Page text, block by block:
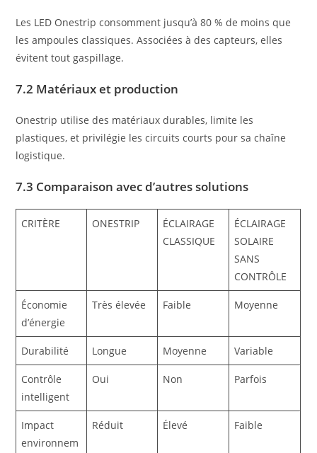
Les LED Onestrip consomment jusqu’à 80 % de moins que
les ampoules classiques. Associées à des capteurs, elles
évitent tout gaspillage.
7.2 Matériaux et production
Onestrip utilise des matériaux durables, limite les
plastiques, et privilégie les circuits courts pour sa chaîne
logistique.
7.3 Comparaison avec d’autres solutions
CRITÈRE ONESTRIP
ÉCLAIRAGE
CLASSIQUE
ÉCLAIRAGE
SOLAIRE
SANS
CONTRÔLE
Économie
d’énergie
Très élevée Faible Moyenne
Durabilité Longue Moyenne Variable
Contrôle
intelligent
Oui Non Parfois
Impact
environnem
Réduit Élevé Faible